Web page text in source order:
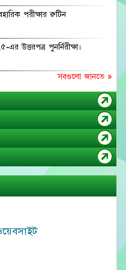
পরীক্ষার রুটিন
এর উত্তরপত্র পুনর্নিরীক্ষা।
সবগুলো জানতে »